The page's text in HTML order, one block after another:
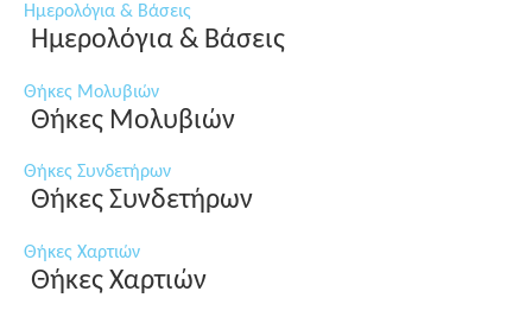
Ημερολόγια & Βάσεις
Ημερολόγια & Βάσεις
Θήκες Μολυβιών
Θήκες Μολυβιών
Θήκες Συνδετήρων
Θήκες Συνδετήρων
Θήκες Χαρτιών
Θήκες Χαρτιών